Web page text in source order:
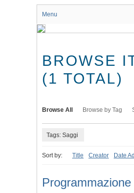
Menu
BROWSE
(1 TOTAL)
Browse All Browse by Tag
Tags: Saggi
Sort by: Title Creator Date
Programmazione